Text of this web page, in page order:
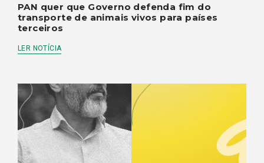
PAN quer que Governo defenda fim do
transporte de animais vivos para países
terceiros
LER NOTÍCIA